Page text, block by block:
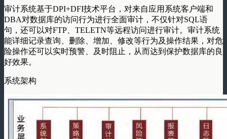
审计系统基于DPI+DFI技术平台，对来自应用系统客户端和
DBA对数据库的访问行为进行全面审计，不仅针对SQL语
句，还可以对FTP、TELETN等远程访问进行审计。审计系统
能详细记录查询、删除、增加、修改等行为及操作结果，对危
险操作还可以实时预警、及时阻止，从而达到保护数据库的良
好效果。
系统架构